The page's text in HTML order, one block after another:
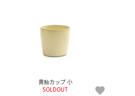
黄釉カップ 小
SOLDOUT